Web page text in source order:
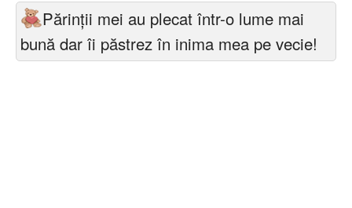
Părinții mei au plecat într-o lume mai
bună dar îi păstrez în inima mea pe vecie!